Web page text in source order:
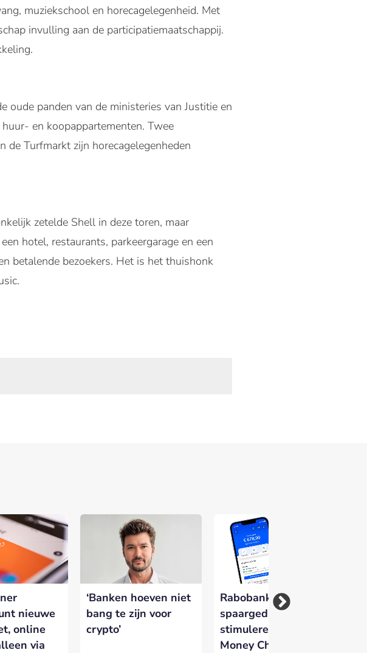
muziekschool en horecagelegenheid. Met
invulling aan de participatiemaatschappij.
panden van de ministeries van Justitie en
en koopappartementen. Twee
de Turfmarkt zijn horecagelegenheden
zetelde Shell in deze toren, maar
hotel, restaurants, parkeergarage en een
betalende bezoekers. Het is het thuishonk
nieuwe
online
via
‘Banken hoeven niet
bang te zijn voor
crypto’
Rabobank wil
spaargedrag
stimuleren met
Money Challenges in